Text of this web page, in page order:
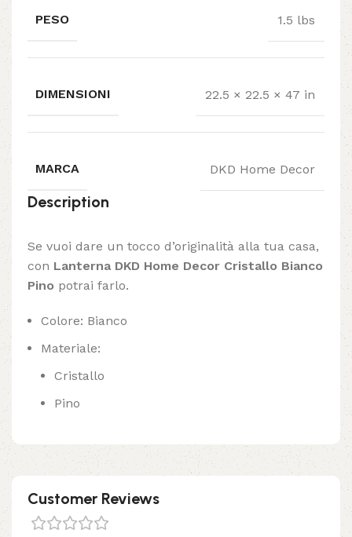
PESO 1.5 lbs
DIMENSIONI 22.5 × 22.5 × 47 in
MARCA DKD Home Decor
Description
Se vuoi dare un tocco d’originalità alla tua casa,
con Lanterna DKD Home Decor Cristallo Bianco
Pino potrai farlo.
Colore: Bianco
Materiale:
Cristallo
Pino
Customer Reviews